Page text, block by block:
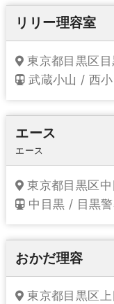
リリー理容室
東京都目黒区
武蔵小山 / 西
エース
エース
東京都目黒区
中目黒 / 目黒
おかだ理容
東京都目黒区